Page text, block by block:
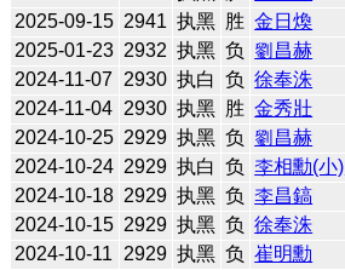
2025-09-15 2941 执黑 胜 金日煥
2025-01-23 2932 执黑 负 劉昌赫
2024-11-07
2930 执白 负 徐奉洙
2024-11-04 2930 执黑 胜 金秀壯
2024-10-25 2929 执黑 负 劉昌赫
2024-10-24 2929 执白 负 李相勳(小)
2024-10-18 2929 执黑 负 李昌鎬
2024-10-15 2929 执黑 负 徐奉洙
2024-10-11
2929 执黑 负 崔明勳